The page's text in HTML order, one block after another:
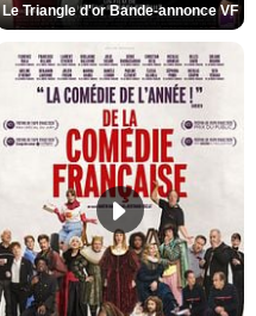
Le Triangle d'or Bande-annonce VF